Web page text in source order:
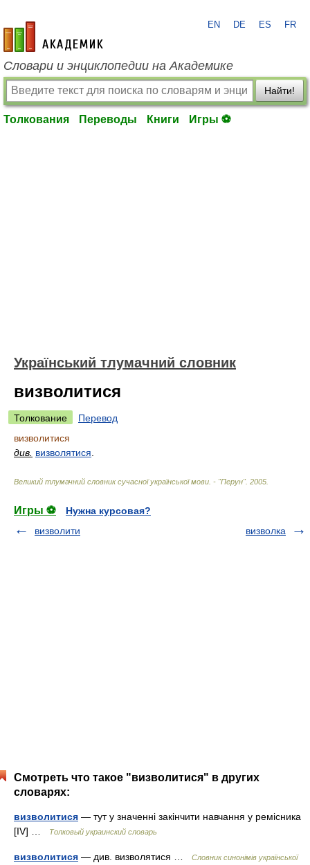
academic.ru
EN DE ES FR
Словари и энциклопедии на Академике
Найти!
Толкования Переводы Книги Игры ⚽
Український тлумачний словник
визволитися
Толкование
Перевод
визволитися
див. визволятися
Великий тлумачний словник сучасної української мови. - "Перун". 2005
Игры ⚽
Нужна курсовая?
визволити
визволка
Смотреть что такое "визволитися" в других
словарях:
визволитися — тут у значенні закінчити навчання у ремісника
[IV] …
Толковый украинский словарь
визволитися — див. визволятися …
Словник синонімів української